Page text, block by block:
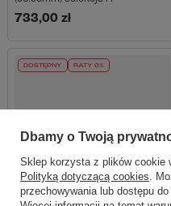
733,00 zł
DOSTĘPNY RATY 0%
Dbamy o Twoją
Sklep korzysta z plików cookie
Polityką dotyczącą cookies.
przechowywania lub dostępu